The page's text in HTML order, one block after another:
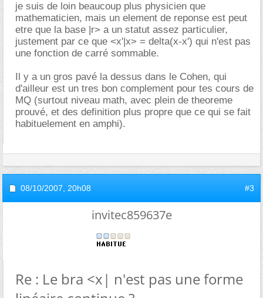
je suis de loin beaucoup plus physicien que
mathematicien, mais un element de reponse est peut
etre que la base |r> a un statut assez particulier,
justement par ce que <x'|x> = delta(x-x') qui n'est pas
une fonction de carré sommable.
Il y a un gros pavé la dessus dans le Cohen, qui
d'ailleur est un tres bon complement pour tes cours de
MQ (surtout niveau math, avec plein de theoreme
prouvé, et des definition plus propre que ce qui se fait
habituelement en amphi).
08/10/2007, 20h08 #3
invitec859637e
Re : Le bra <x| n'est pas une forme